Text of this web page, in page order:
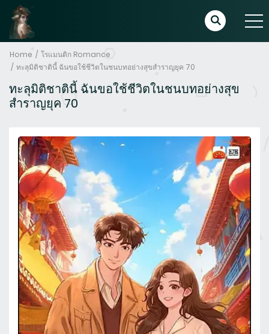
Home
โรแมนติก Romance
ทะลุมิติชาตินี้ ฉันขอใช้ชีวิตในชนบทอย่างสุขสำราญยุค 70
ทะลุมิติชาตินี้ ฉันขอใช้ชีวิตในชนบทอย่างสุข
สำราญยุค 70